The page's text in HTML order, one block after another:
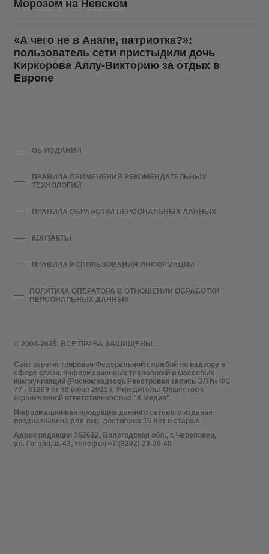
Морозом на Невском
«А чего не в Анапе, патриотка?»:
пользователь сети пристыдили дочь
Киркорова Аллу-Викторию за отдых в
Европе
© 2004-2025. ВСЕ ПРАВА ЗАЩИЩЕНЫ.
Сайт зарегистрирован Федеральной службой по надзору в
сфере связи, информационных технологий и массовых
коммуникаций (Роскомнадзор). Реестровая запись ЭЛ № ФС
77 - 81209 от 30 июня 2021 г. Учредитель: Общество с
ограниченной ответственностью "К Медиа".
Информационная продукция данного сетевого издания
предназначена для лиц, достигших 16 лет и старше
Адрес редакции 162612, Вологодская обл., г. Череповец,
ул. Гоголя, д. 43, телефон +7 (8202) 28-20-40
ОБ ИЗДАНИИ
ПРАВИЛА ПРИМЕНЕНИЯ РЕКОМЕНДАТЕЛЬНЫХ
ТЕХНОЛОГИЙ
ПРАВИЛА ОБРАБОТКИ ПЕРСОНАЛЬНЫХ ДАННЫХ
КОНТАКТЫ
ПРАВИЛА ИСПОЛЬЗОВАНИЯ ИНФОРМАЦИИ
ПОЛИТИКА ОПЕРАТОРА В ОТНОШЕНИИ ОБРАБОТКИ
ПЕРСОНАЛЬНЫХ ДАННЫХ